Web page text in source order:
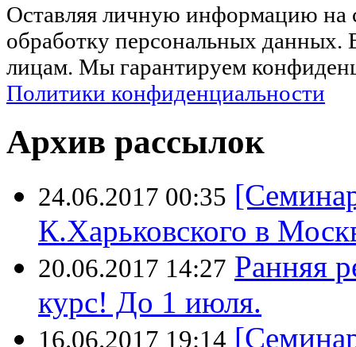
Оставляя личную информацию на
обработку персональных
лицам. Мы гарантируем
Политики конфиденциальности
Архив рассылок
24.06.2017 00:35
К.Харьковского в
20.06.2017 14:27 Ранняя
курс! До 1 июля.
16.06.2017 19:14